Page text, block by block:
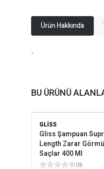
Ürün Hakkında
-
BU ÜRÜNÜ
GLISS
Gliss Şampuan
Length Zarar
Saçlar 400 Ml
(0)